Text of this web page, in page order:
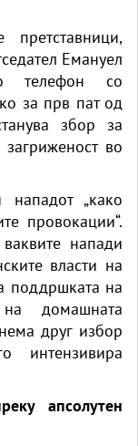
Емануел
телефон со
за прв пат од
збор за
во
нападот „како
провокации“.
напади
власти на
поддршката на
домашната
друг избор
апсолутен